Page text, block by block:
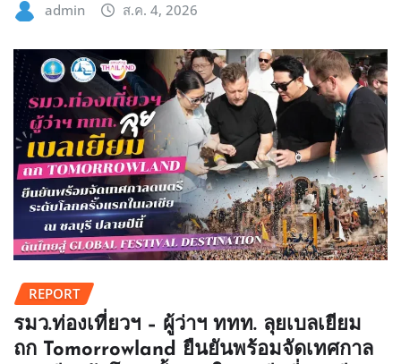
admin ส.ค. 4, 2026
REPORT
รมว.ท่องเที่ยวฯ – ผู้ว่าฯ ททท. ลุยเบลเยียม
ถก Tomorrowland ยืนยันพร้อมจัดเทศกาล